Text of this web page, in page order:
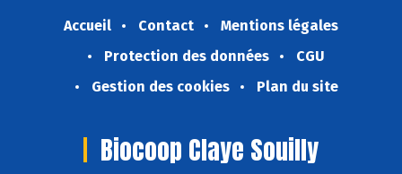
Accueil Contact
Mentions légales
Protection des données
CGU
Gestion des cookies
Plan du site
Biocoop Claye Souilly